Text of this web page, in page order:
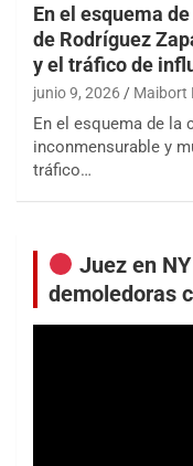
En el esquema
de Rodríguez
y el tráfico de
junio 9, 2026 Maibort
En el esquema de la
inconmensurable y
tráfico…
Juez en
demoledoras